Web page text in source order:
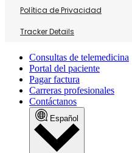
Política de Privacidad
Tracker Details
Consultas de telemedicina
Portal del paciente
Pagar factura
Carreras profesionales
Contáctanos
Español